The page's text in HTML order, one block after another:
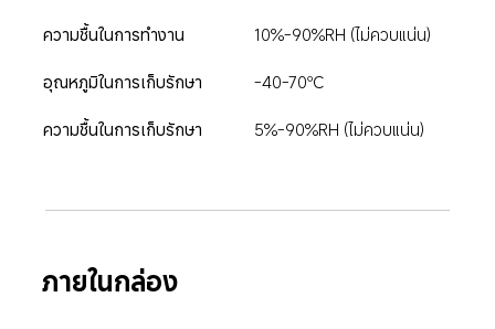
ความชื้นในการทำงาน 10%-90%RH (ไม่ควบแน่น)
อุณหภูมิในการเก็บรักษา -40-70℃
ความชื้นในการเก็บรักษา 5%-90%RH (ไม่ควบแน่น)
ภายในกล่อง